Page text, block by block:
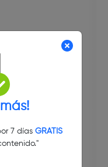
7 días GRATIS